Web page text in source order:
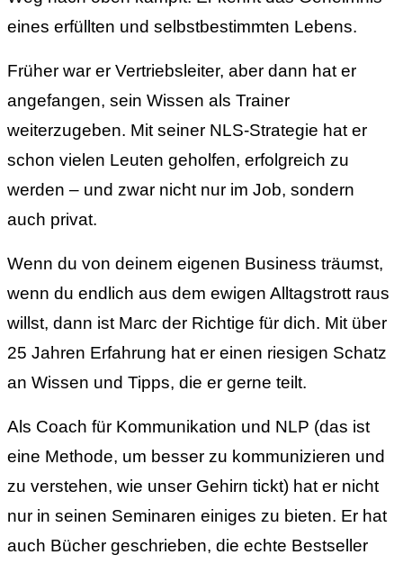
eines erfüllten und selbstbestimmten Lebens.
Früher war er Vertriebsleiter, aber dann hat er
angefangen, sein Wissen als Trainer
weiterzugeben. Mit seiner NLS-Strategie hat er
schon vielen Leuten geholfen, erfolgreich zu
werden – und zwar nicht nur im Job, sondern
auch privat.
Wenn du von deinem eigenen Business träumst,
wenn du endlich aus dem ewigen Alltagstrott raus
willst, dann ist Marc der Richtige für dich. Mit über
25 Jahren Erfahrung hat er einen riesigen Schatz
an Wissen und Tipps, die er gerne teilt.
Als Coach für Kommunikation und NLP (das ist
eine Methode, um besser zu kommunizieren und
zu verstehen, wie unser Gehirn tickt) hat er nicht
nur in seinen Seminaren einiges zu bieten. Er hat
auch Bücher geschrieben, die echte Bestseller